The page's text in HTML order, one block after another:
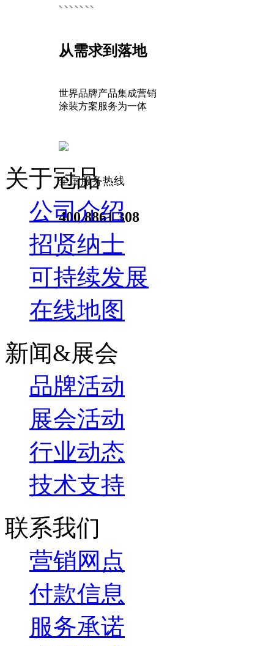
从需求到落地
世界品牌产品集成营销
涂装方案服务为一体
全国服务热线
400 8861 308
关于冠品
公司介绍
招贤纳士
可持续发展
在线地图
新闻&展会
品牌活动
展会活动
行业动态
技术支持
联系我们
营销网点
付款信息
服务承诺